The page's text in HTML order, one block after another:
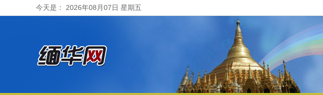
今天是： 2026年08月07日 星期五